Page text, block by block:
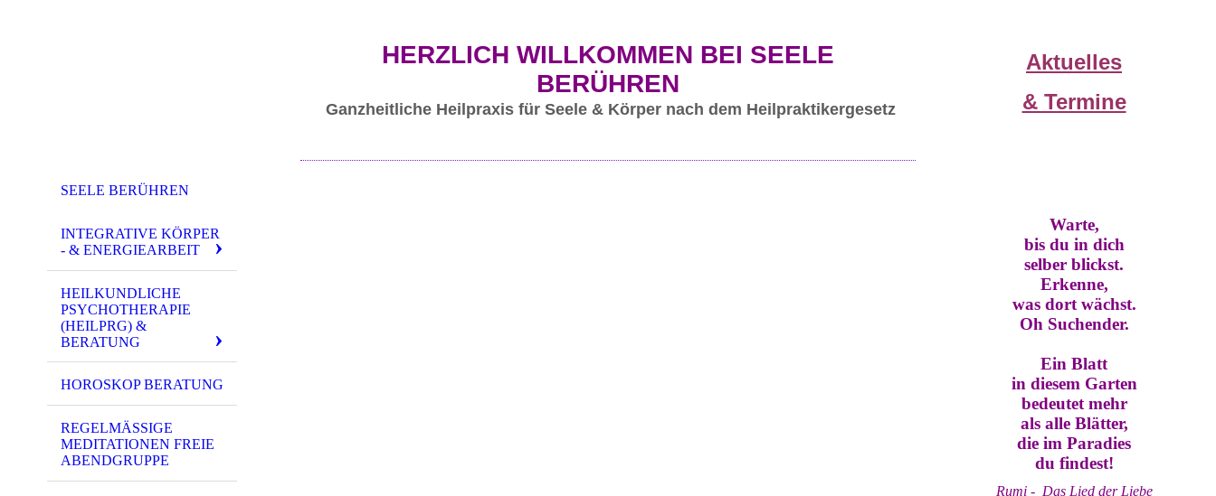
SEELE BERÜHREN
INTEGRATIVE KÖRPER
- & ENERGIEARBEIT
HEILKUNDLICHE
PSYCHOTHERAPIE
(HEILPRG) &
BERATUNG
HOROSKOP BERATUNG
REGELMÄSSIGE M
EDITATIONEN FREIE A
BENDGRUPPE
HERZLICH WILLKOMMEN BEI SEELE
BERÜHREN
Ganzheitliche Heilpraxis für Seele & Körper nach dem Heilpraktikergesetz
Aktuelles
& Termine
Warte,
bis du in dich
selber blickst.
Erkenne,
was dort wächst.
Oh Suchender.
Ein Blatt
in diesem Garten
bedeutet mehr
als alle Blätter,
die im Paradies
du findest!
Rumi - Das Lied der Liebe